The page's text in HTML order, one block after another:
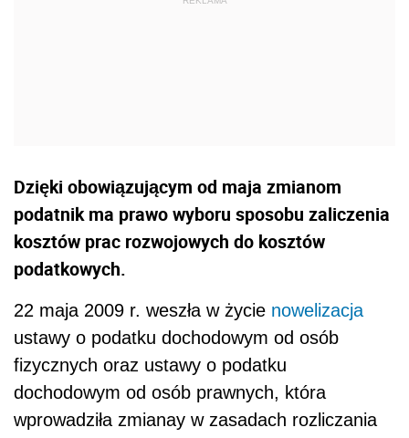
Dzięki obowiązującym od maja zmianom
podatnik ma prawo wyboru sposobu zaliczenia
kosztów prac rozwojowych do kosztów
podatkowych.
22 maja 2009 r. weszła w życie nowelizacja
ustawy o podatku dochodowym od osób
fizycznych oraz ustawy o podatku
dochodowym od osób prawnych, która
wprowadziła zmianay w zasadach rozliczania